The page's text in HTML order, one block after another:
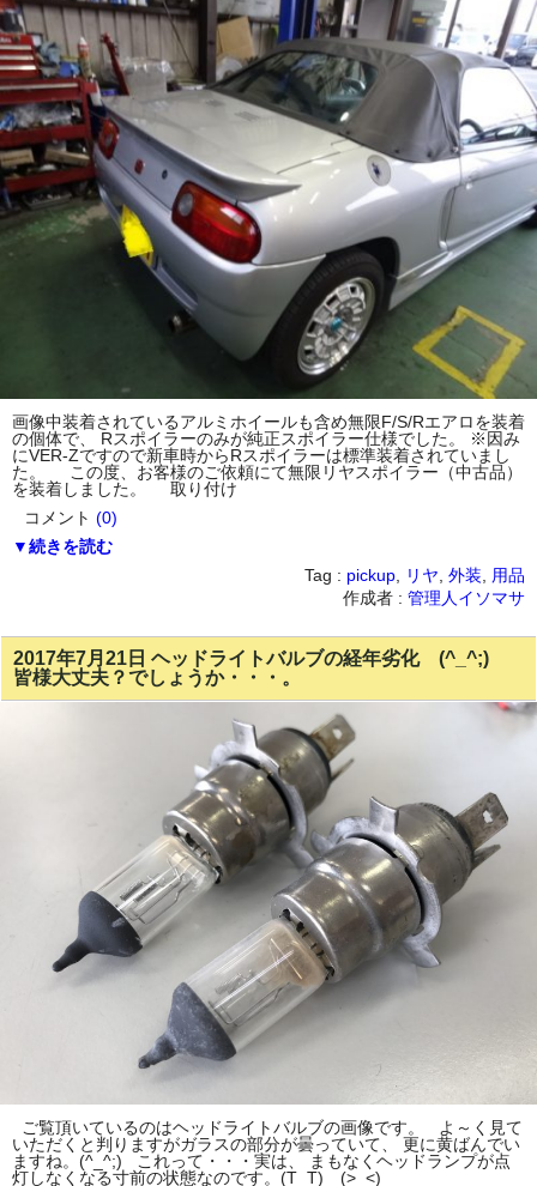
画像中装着されているアルミホイールも含め無限F/S/Rエアロを装着
の個体で、 Rスポイラーのみが純正スポイラー仕様でした。 ※因み
にVER-Zですので新車時からRスポイラーは標準装着されていまし
た。 この度、お客様のご依頼にて無限リヤスポイラー（中古品）
を装着しました。 取り付け
コメント (0)
▼続きを読む
Tag : pickup リヤ 外装
用品
作成者 : 管理人イソマサ
2017年7月21日 ヘッドライトバルブの経年劣化 (^_^;)
皆様大丈夫？でしょうか・・・。
ご覧頂いているのはヘッドライトバルブの画像です。 よ～く見て
いただくと判りますがガラスの部分が曇っていて、 更に黄ばんでい
ますね。(^_^;) これって・・・実は、 まもなくヘッドランプが点
灯しなくなる寸前の状態なのです。(T_T) (>_<)